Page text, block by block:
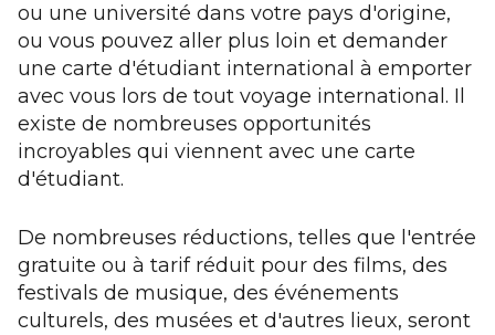
ou une université dans votre pays d'origine,
ou vous pouvez aller plus loin et demander
une carte d'étudiant international à emporter
avec vous lors de tout voyage international. Il
existe de nombreuses opportunités
incroyables qui viennent avec une carte
d'étudiant.
De nombreuses réductions, telles que l'entrée
gratuite ou à tarif réduit pour des films, des
festivals de musique, des événements
culturels, des musées et d'autres lieux, seront